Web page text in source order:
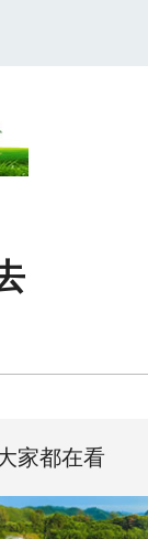
家都在看